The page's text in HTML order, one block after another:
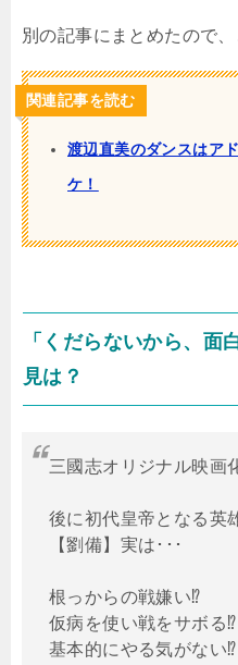
別の記事にまとめたので、
関連記事を読む
渡辺直美のダンスはア
ケ！
「くだらないから、面
見は？
三國志オリジナル映画
後に初代皇帝となる英
【劉備】実は･･･
根っからの戦嫌い⁉️
仮病を使い戦をサボる⁉️
基本的にやる気がない⁉️